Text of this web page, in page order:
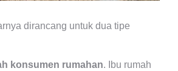
dirancang untuk dua tipe
konsumen rumahan. Ibu rumah